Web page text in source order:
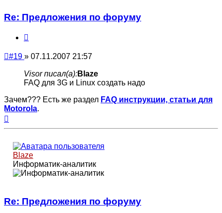
Re: Предложения по форуму
Непрочитанное
#19 » 07.11.2007 21:57
Visor писал(а):Blaze
FAQ для 3G и Linux создать надо
Зачем??? Есть же раздел FAQ инструкции, статьи для
Motorola.
к
Blaze
Информатик-аналитик
Re: Предложения по форуму